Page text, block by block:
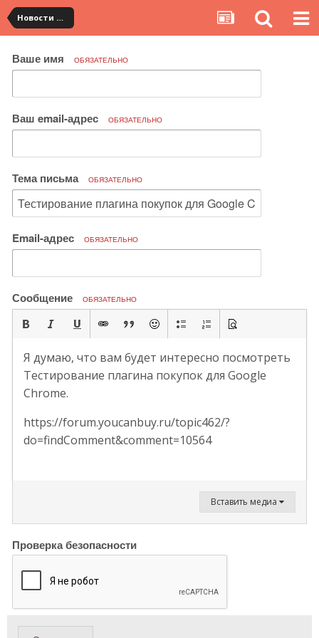
Новости сервиса
Ваше имя ОБЯЗАТЕЛЬНО
Ваш email-адрес ОБЯЗАТЕЛЬНО
Тема письма ОБЯЗАТЕЛЬНО
Email-адрес ОБЯЗАТЕЛЬНО
Сообщение ОБЯЗАТЕЛЬНО
Я думаю, что вам будет интересно посмотреть
Тестирование плагина покупок для Google
Chrome.
https://forum.youcanbuy.ru/topic462/?
do=findComment&comment=10564
Вставить медиа
Проверка безопасности